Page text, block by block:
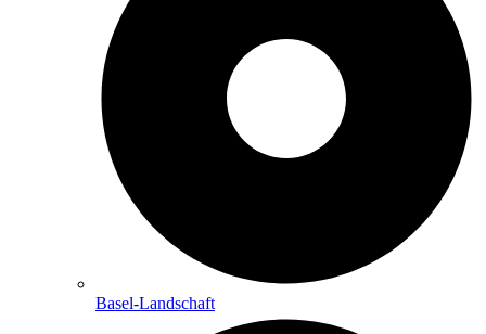
Basel-Landschaft